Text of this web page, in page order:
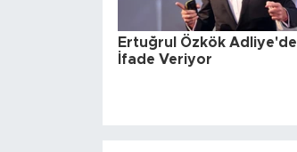
Ertuğrul Özkök Adliye'de
İfade Veriyor